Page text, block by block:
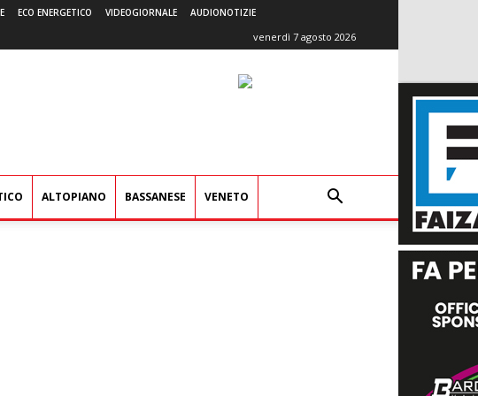
ECO ENERGETICO VIDEOGIORNALE AUDIONOTIZIE
venerdì 7 agosto 2026
ALTOPIANO BASSANESE VENETO